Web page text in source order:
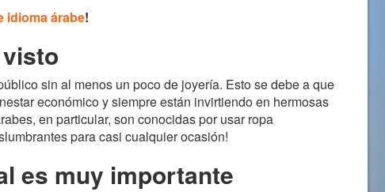
idioma árabe!
sin al menos un poco de joyería. Esto se debe a que
económico y siempre están invirtiendo en hermosas
en particular, son conocidas por usar ropa
para casi cualquier ocasión!
es muy importante